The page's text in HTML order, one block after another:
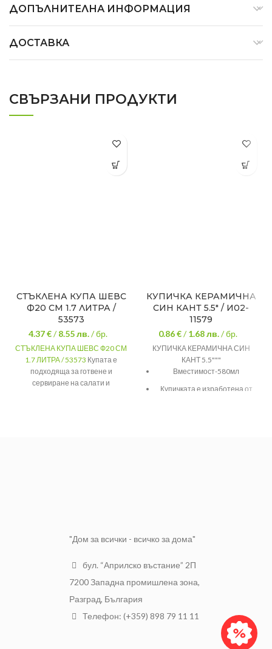
ДОПЪЛНИТЕЛНА ИНФОРМАЦИЯ
ДОСТАВКА
СВЪРЗАНИ ПРОДУКТИ
СТЪКЛЕНА КУПА ШЕВС
Ф20 СМ 1.7 ЛИТРА /
53573
4.37 €/8.55лв./ бр.
СТЪКЛЕНА КУПА ШЕВС Ф20 СМ
1.7 ЛИТРА / 53573 Купата е
подходяща за готвене и
сервиране на салати и
КУПИЧКА КЕРАМИЧНА
СИН КАНТ 5.5″ / И02-
11579
0.86 €/1.68лв./ бр.
КУПИЧКА КЕРАМИЧНА СИН
КАНТ 5.5"""
Вместимост-580мл
Купичката е изработена от
"Дом за всички - всичко за дома"
бул. “Априлско въстание” 2П
7200 Западна промишлена зона,
Разград, България
Телефон: (+359) 898 79 11 11